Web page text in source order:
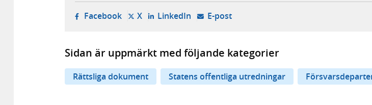
Facebook- öppnas i ny flik, extern webbplats,
X- öppnas i ny flik, extern webbplats,
LinkedIn- öppnas i ny flik, extern webbplats,
E-post- öppnar din e-postklient,
Sidan är uppmärkt med följande kategorier
Rättsliga dokument Statens offentliga utredningar